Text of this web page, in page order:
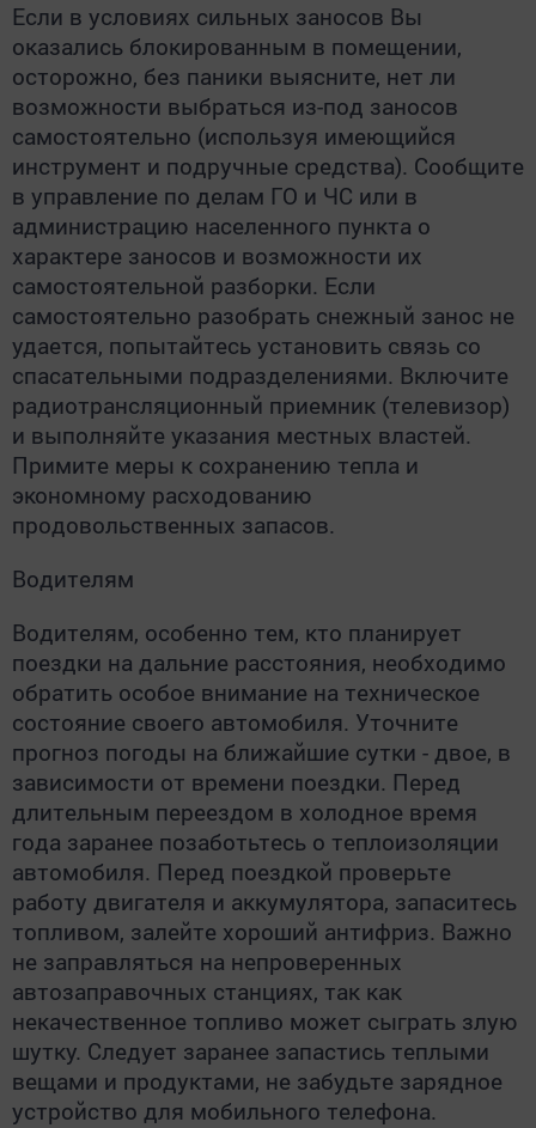
Если в условиях сильных заносов Вы
оказались блокированным в помещении,
осторожно, без паники выясните, нет ли
возможности выбраться из-под заносов
самостоятельно (используя имеющийся
инструмент и подручные средства). Сообщите
в управление по делам ГО и ЧС или в
администрацию населенного пункта о
характере заносов и возможности их
самостоятельной разборки. Если
самостоятельно разобрать снежный занос не
удается, попытайтесь установить связь со
спасательными подразделениями. Включите
радиотрансляционный приемник (телевизор)
и выполняйте указания местных властей.
Примите меры к сохранению тепла и
экономному расходованию
продовольственных запасов.
Водителям
Водителям, особенно тем, кто планирует
поездки на дальние расстояния, необходимо
обратить особое внимание на техническое
состояние своего автомобиля. Уточните
прогноз погоды на ближайшие сутки - двое, в
зависимости от времени поездки. Перед
длительным переездом в холодное время
года заранее позаботьтесь о теплоизоляции
автомобиля. Перед поездкой проверьте
работу двигателя и аккумулятора, запаситесь
топливом, залейте хороший антифриз. Важно
не заправляться на непроверенных
автозаправочных станциях, так как
некачественное топливо может сыграть злую
шутку. Следует заранее запастись теплыми
вещами и продуктами, не забудьте зарядное
устройство для мобильного телефона.